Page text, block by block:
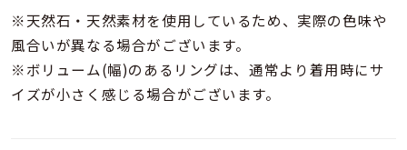
※天然石・天然素材を使用しているため、実際の色味や
風合いが異なる場合がございます。
※ボリューム(幅)のあるリングは、通常より着用時にサ
イズが小さく感じる場合がございます。